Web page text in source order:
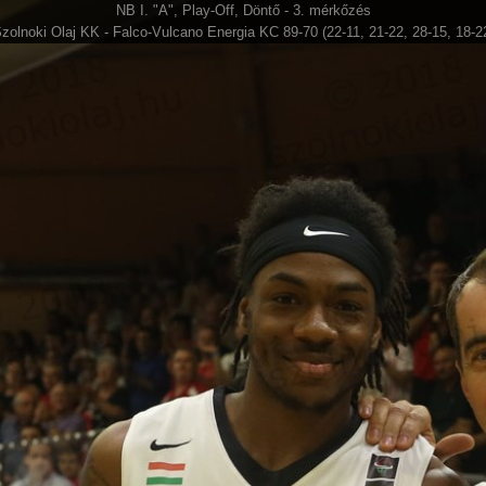
NB I. "A", Play-Off, Döntő - 3. mérkőzés
Olaj KK - Falco-Vulcano Energia KC 89-70 (22-11, 21-22, 28-15, 18-